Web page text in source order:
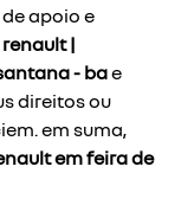
apoio e
|
- bae
direitos ou
em suma,
em feira de